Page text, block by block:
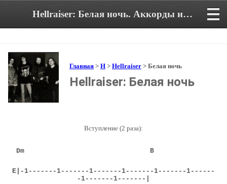
Hellraiser: Белая ночь. Аккорды и текст песни
Главная > H > Hellraiser > Белая ночь
Hellraiser: Белая ночь
Вступление (2 раза):
Dm B
E|-1-------1-------1-------1-------1-------1------
-1-------1-------|